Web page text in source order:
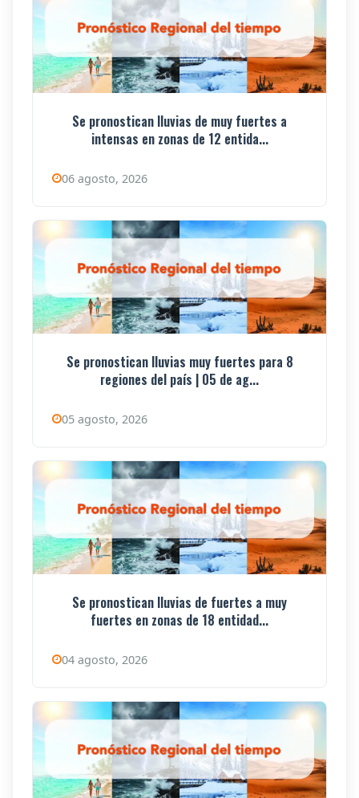
Se pronostican lluvias de muy fuertes a
intensas en zonas de 12 entida...
06 agosto, 2026
Se pronostican lluvias muy fuertes para 8
regiones del país | 05 de ag...
05 agosto, 2026
Se pronostican lluvias de fuertes a muy
fuertes en zonas de 18 entidad...
04 agosto, 2026